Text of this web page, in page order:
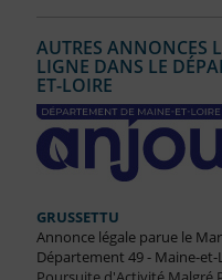
AUTRES ANNONCES
LIGNE DANS LE
ET-LOIRE
GRUSSETTU
Annonce légale parue le
Département 49 - Maine-et-